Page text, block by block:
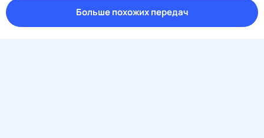
Больше похожих передач